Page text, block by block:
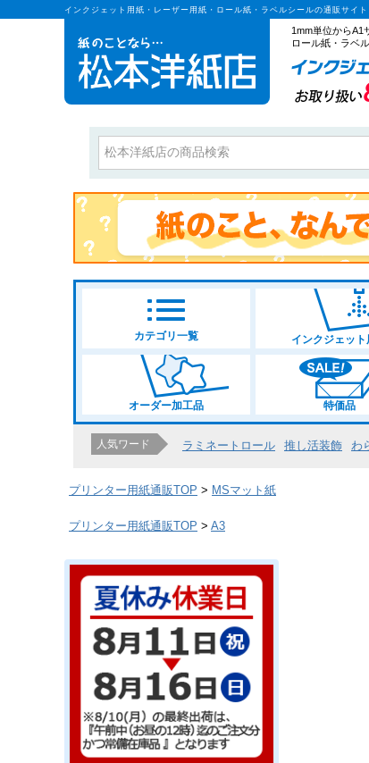
インクジェット用紙・レーザー用紙・ロール紙・ラベルシールの通販サイ
1mm単位からA1
ロール紙・ラベ
カテゴリ一覧 インクジェット
オーダー加工品 特価品
人気ワード ラミネートロール 推し活装飾 わ
プリンター用紙通販TOP MSマット紙
プリンター用紙通販TOP A3